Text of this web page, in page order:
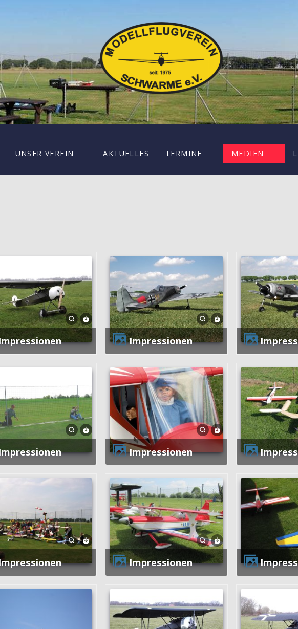
UNSER VEREIN AKTUELLES TERMINE MEDIEN
Impressionen Impressionen
Impressionen Impressionen
Impressionen Impressionen